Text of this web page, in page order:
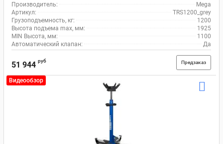
Производитель:
Mega
Артикул:
TRS1200_grey
Грузоподъемность, кг:
1200
Высота подъема max, мм:
1925
MIN Высота, мм:
1100
Автоматический клапан:
Да
51 944 руб Предзаказ
Видеообзор